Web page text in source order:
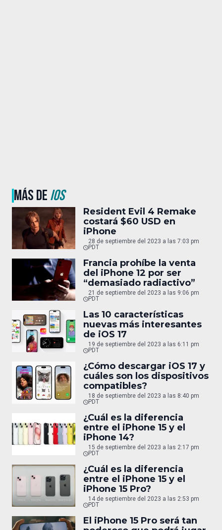
MÁS DEIOS
Resident Evil 4 Remake
costará $60 USD en
iPhone
28 de septiembre del 2023 a las 7:03 pm
PDT
Francia prohíbe la venta
del iPhone 12 por ser
“demasiado radiactivo”
21 de septiembre del 2023 a las 9:06 pm
PDT
Las 10 características
nuevas más interesantes
de iOS 17
19 de septiembre del 2023 a las 6:11 pm
PDT
¿Cómo descargar iOS 17 y
cuáles son los dispositivos
compatibles?
18 de septiembre del 2023 a las 8:40 pm
PDT
¿Cuál es la diferencia
entre el iPhone 15 y el
iPhone 14?
15 de septiembre del 2023 a las 2:17 pm
PDT
¿Cuál es la diferencia
entre el iPhone 15 y el
iPhone 15 Pro?
14 de septiembre del 2023 a las 2:53 pm
PDT
El iPhone 15 Pro será tan